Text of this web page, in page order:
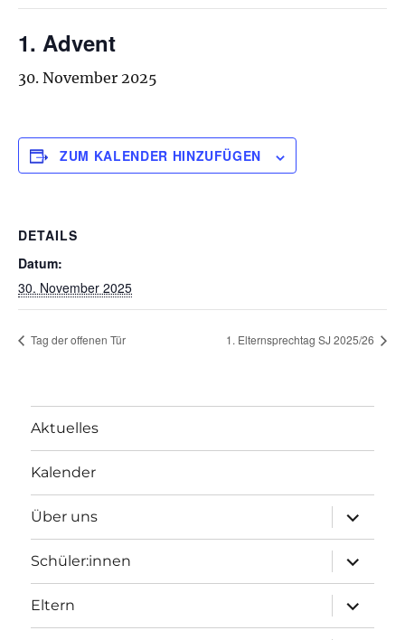
1. Advent
30. November 2025
ZUM KALENDER HINZUFÜGEN
DETAILS
Datum:
30. November 2025
Tag der offenen Tür 1. Elternsprechtag SJ 2025/26
Aktuelles
Kalender
Über uns
öffnen
Schüler:innen
öffnen
Eltern
öffnen